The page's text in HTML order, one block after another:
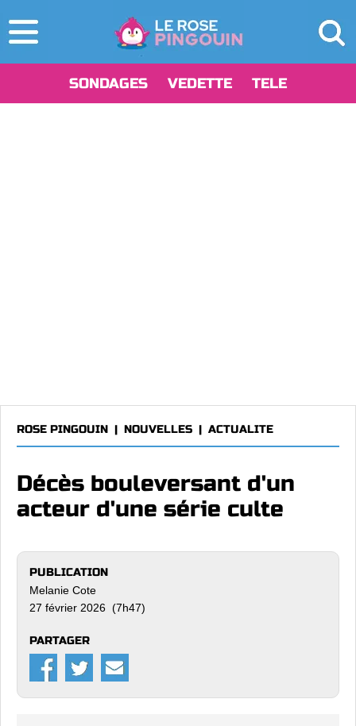
SONDAGES VEDETTE TELE
ROSE PINGOUIN | NOUVELLES | ACTUALITE
Décès bouleversant d'un
acteur d'une série culte
PUBLICATION
Melanie Cote
27 février 2026 (7h47)
PARTAGER